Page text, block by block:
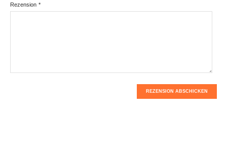
*
Rezension
REZENSION ABSCHICKEN